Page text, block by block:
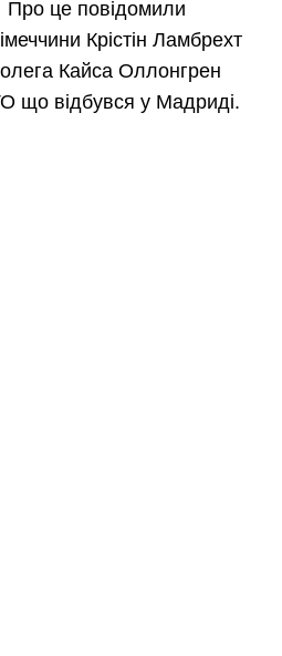
це повідомили
Крістін Ламбрехт
Кайса Оллонгрен
що відбувся у Мадриді.